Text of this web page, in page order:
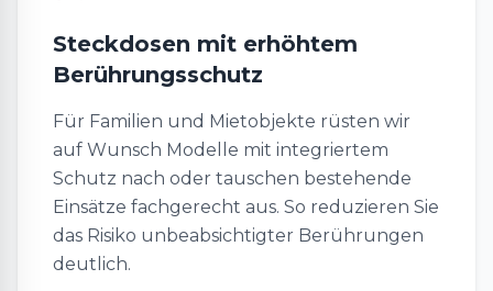
Steckdosen mit erhöhtem
Berührungsschutz
Für Familien und Mietobjekte rüsten wir
auf Wunsch Modelle mit integriertem
Schutz nach oder tauschen bestehende
Einsätze fachgerecht aus. So reduzieren Sie
das Risiko unbeabsichtigter Berührungen
deutlich.